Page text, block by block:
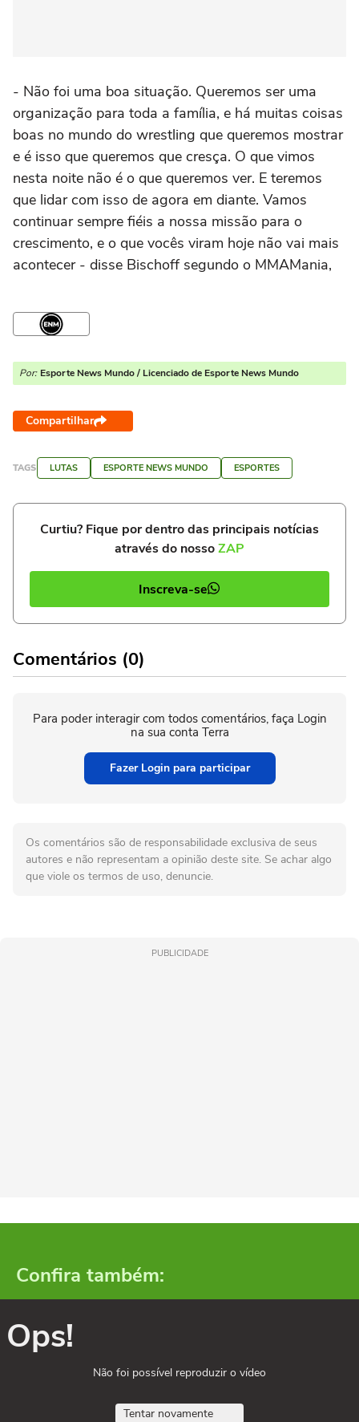
- Não foi uma boa situação. Queremos ser uma
organização para toda a família, e há muitas coisas
boas no mundo do wrestling que queremos mostrar
e é isso que queremos que cresça. O que vimos
nesta noite não é o que queremos ver. E teremos
que lidar com isso de agora em diante. Vamos
continuar sempre fiéis a nossa missão para o
crescimento, e o que vocês viram hoje não vai mais
acontecer - disse Bischoff segundo o MMAMania,
Por: Esporte News Mundo / Licenciado de Esporte News Mundo
Compartilhar
TAGS LUTAS ESPORTE NEWS MUNDO ESPORTES
Curtiu? Fique por dentro das principais notícias
através do nossoZAP
Inscreva-se
Comentários (0)
Para poder interagir com todos comentários, faça Login
na sua conta Terra
Fazer Login para participar
Os comentários são de responsabilidade exclusiva de seus
autores e não representam a opinião deste site. Se achar algo
que viole os termos de uso, denuncie.
PUBLICIDADE
Confira também:
Ops!
Não foi possível reproduzir o vídeo
Tentar novamente